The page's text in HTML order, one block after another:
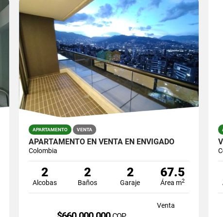
APARTAMENTO VENTA
APARTAMENTO EN VENTA EN ENVIGADO
Colombia
2
Alcobas
2
Baños
2
Garaje
67.5
Área m2
Venta